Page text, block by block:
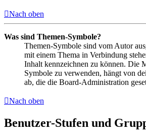
Nach oben
Was sind Themen-Symbole?
Themen-Symbole sind vom Autor
mit einem Thema in Verbindung
Inhalt kennzeichnen zu können. Die
Symbole zu verwenden, hängt von
ab, die die Board-Administration
Nach oben
Benutzer-Stufen und